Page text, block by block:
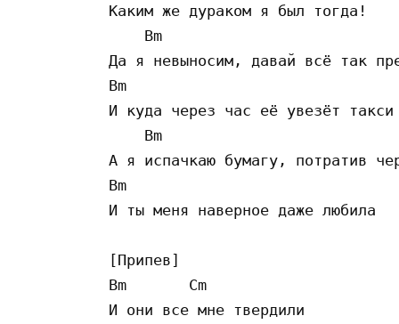
Каким же дураком я был тогда!
Bm
Да я невыносим, давай всё так
Bm
И куда через час её увезёт такси
Bm
А я испачкаю бумагу, потратив
Bm
И ты меня наверное даже любила
[Припев]
Bm       Cm
И они все мне твердили